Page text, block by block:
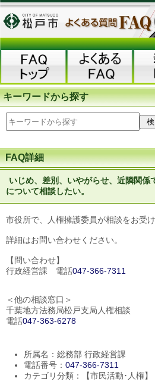
キーワードから探す
FAQ詳細
いじめ、差別、いやがらせ、近隣関係
について相談したい。
市役所で、人権擁護委員が相談をお受け
詳細はお問い合わせください。
【問い合わせ】
行政経営課 電話047-366-7311
＜他の相談窓口＞
千葉地方法務局松戸支局人権相談
電話047-363-6278
所属名：総務部 行政経営課
電話番号： 047-366-7311
カテゴリ分類：【市民活動･人